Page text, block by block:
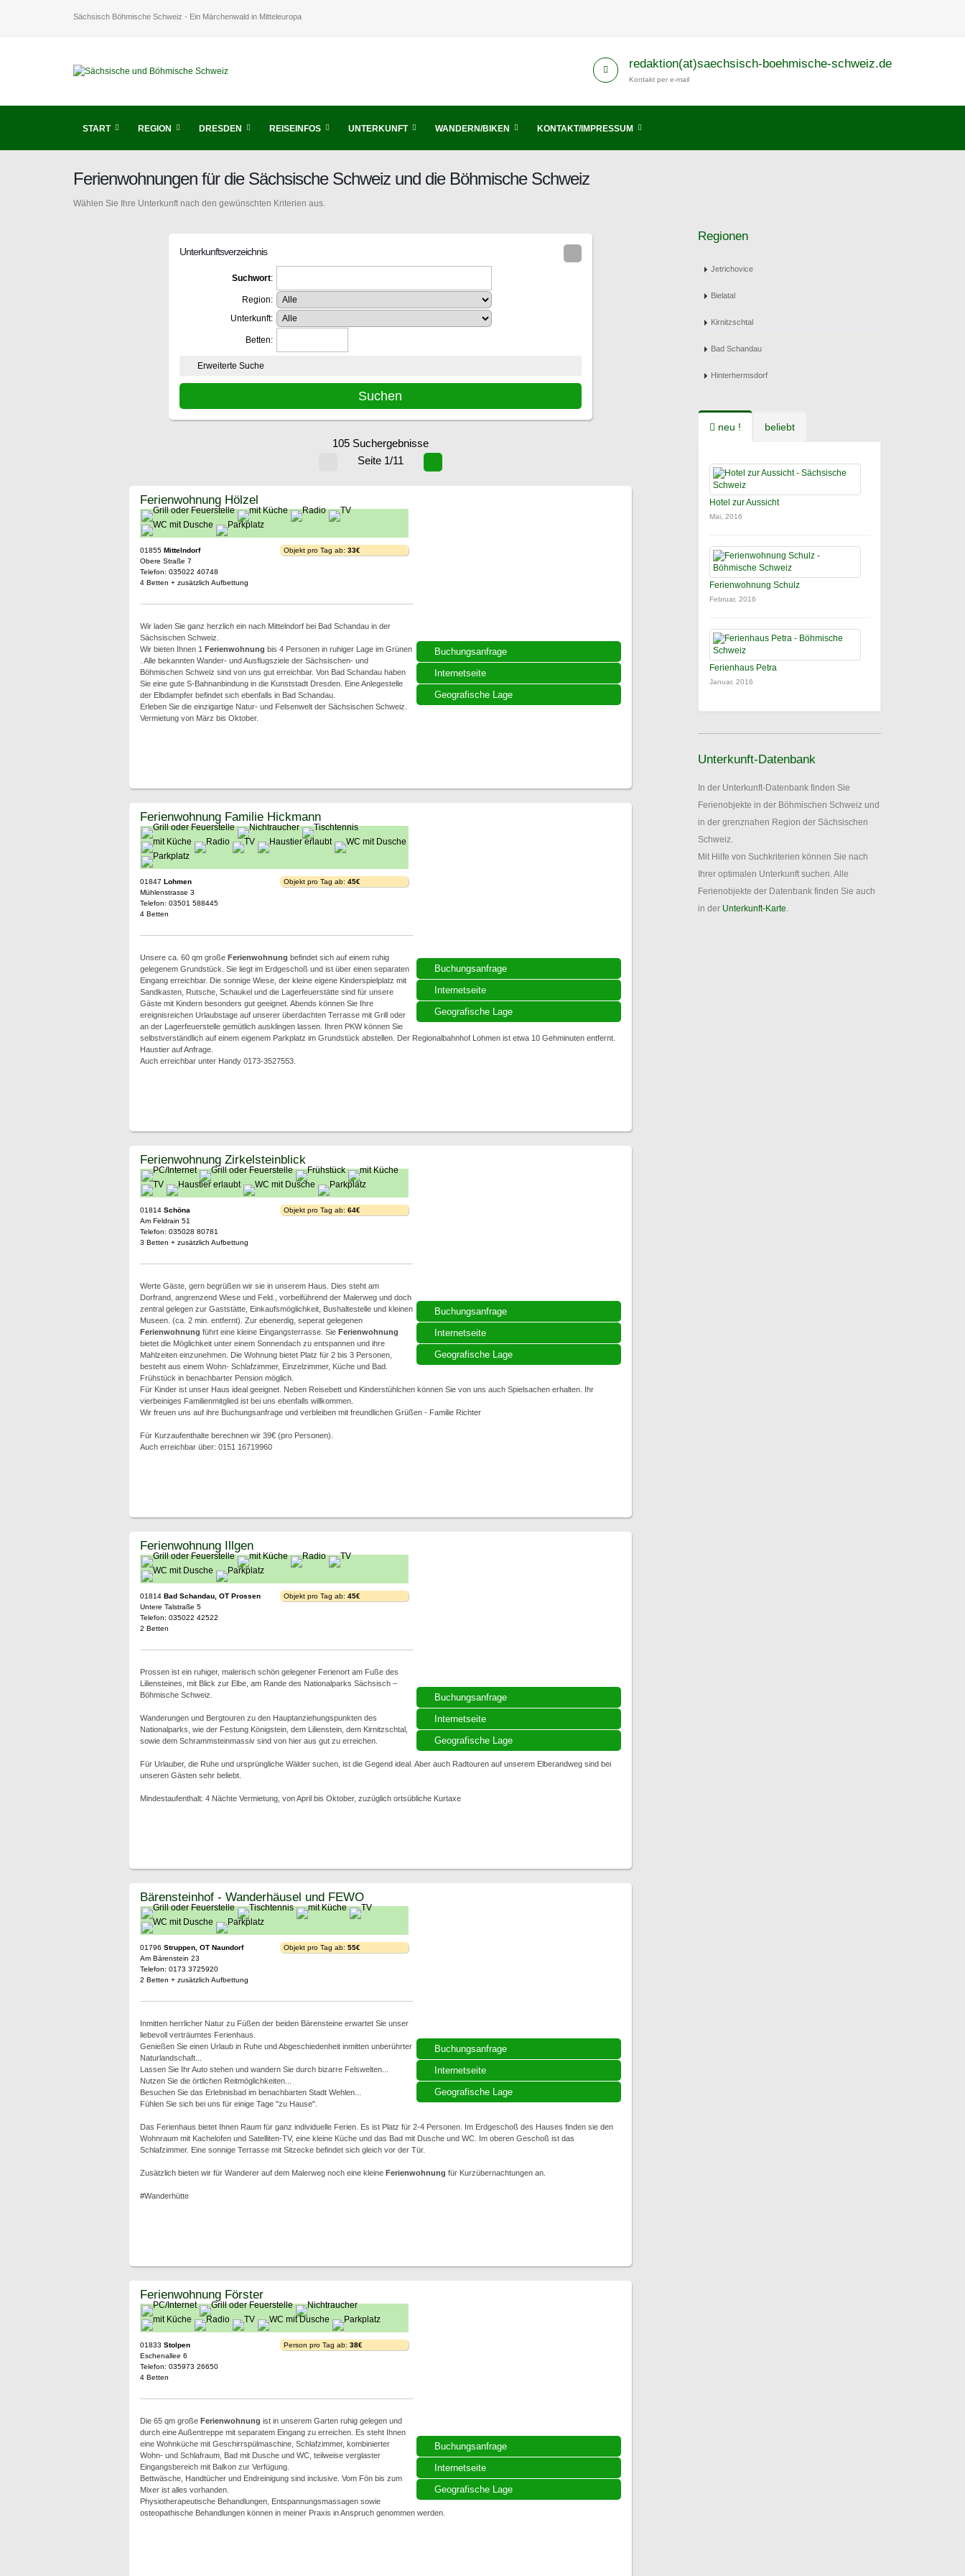
Sächsisch Böhmische Schweiz - Ein Märchenwald in Mitteleuropa
redaktion(at)saechsisch-boehmische-schweiz.de
Kontakt per e-mail
START REGION DRESDEN REISEINFOS UNTERKUNFT WANDERN/BIKEN KONTAKT/IMPRESSUM
Ferienwohnungen für die Sächsische Schweiz und die Böhmische Schweiz
Wählen Sie Ihre Unterkunft nach den gewünschten Kriterien aus.
Unterkunftsverzeichnis
Suchwort:
Region:
Unterkunft:
Betten:
Erweiterte Suche
105 Suchergebnisse
Seite 1/11
Buchungsanfrage
Internetseite
Geografische Lage
Ferienwohnung Hölzel
01855 Mittelndorf
Obere Straße 7
Telefon: 035022 40748
4 Betten + zusätzlich Aufbettung
Objekt pro Tag ab: 33€
Wir laden Sie ganz herzlich ein nach Mittelndorf bei Bad Schandau in der
Sächsischen Schweiz.
Wir bieten Ihnen 1 Ferienwohnung bis 4 Personen in ruhiger Lage im Grünen
. Alle bekannten Wander- und Ausflugsziele der Sächsischen- und
Böhmischen Schweiz sind von uns gut erreichbar. Von Bad Schandau haben
Sie eine gute S-Bahnanbindung in die Kunststadt Dresden. Eine Anlegestelle
der Elbdampfer befindet sich ebenfalls in Bad Schandau.
Erleben Sie die einzigartige Natur- und Felsenwelt der Sächsischen Schweiz.
Vermietung von März bis Oktober.
Buchungsanfrage
Internetseite
Geografische Lage
Ferienwohnung Familie Hickmann
01847 Lohmen
Mühlenstrasse 3
Telefon: 03501 588445
4 Betten
Objekt pro Tag ab: 45€
Unsere ca. 60 qm große Ferienwohnung befindet sich auf einem ruhig
gelegenem Grundstück. Sie liegt im Erdgeschoß und ist über einen separaten
Eingang erreichbar. Die sonnige Wiese, der kleine eigene Kinderspielplatz mit
Sandkasten, Rutsche, Schaukel und die Lagerfeuerstätte sind für unsere
Gäste mit Kindern besonders gut geeignet. Abends können Sie Ihre
ereignisreichen Urlaubstage auf unserer überdachten Terrasse mit Grill oder
an der Lagerfeuerstelle gemütlich ausklingen lassen. Ihren PKW können Sie
selbstverständlich auf einem eigenem Parkplatz im Grundstück abstellen. Der Regionalbahnhof Lohmen ist etwa 10 Gehminuten entfernt.
Haustier auf Anfrage.
Auch erreichbar unter Handy 0173-3527553.
Buchungsanfrage
Internetseite
Geografische Lage
Ferienwohnung Zirkelsteinblick
01814 Schöna
Am Feldrain 51
Telefon: 035028 80781
3 Betten + zusätzlich Aufbettung
Objekt pro Tag ab: 64€
Werte Gäste, gern begrüßen wir sie in unserem Haus. Dies steht am
Dorfrand, angrenzend Wiese und Feld., vorbeiführend der Malerweg und doch
zentral gelegen zur Gaststätte, Einkaufsmöglichkeit, Bushaltestelle und kleinen
Museen. (ca. 2 min. entfernt). Zur ebenerdig, seperat gelegenen
Ferienwohnung führt eine kleine Eingangsterrasse. Sie Ferienwohnung
bietet die Möglichkeit unter einem Sonnendach zu entspannen und ihre
Mahlzeiten einzunehmen. Die Wohnung bietet Platz für 2 bis 3 Personen,
besteht aus einem Wohn- Schlafzimmer, Einzelzimmer, Küche und Bad.
Frühstück in benachbarter Pension möglich.
Für Kinder ist unser Haus ideal geeignet. Neben Reisebett und Kinderstühlchen können Sie von uns auch Spielsachen erhalten. Ihr
vierbeiniges Familienmitglied ist bei uns ebenfalls willkommen.
Wir freuen uns auf ihre Buchungsanfrage und verbleiben mit freundlichen Grüßen - Familie Richter
Für Kurzaufenthalte berechnen wir 39€ (pro Personen).
Auch erreichbar über: 0151 16719960
Buchungsanfrage
Internetseite
Geografische Lage
Ferienwohnung Illgen
01814 Bad Schandau, OT Prossen
Untere Talstraße 5
Telefon: 035022 42522
2 Betten
Objekt pro Tag ab: 45€
Prossen ist ein ruhiger, malerisch schön gelegener Ferienort am Fuße des
Liliensteines, mit Blick zur Elbe, am Rande des Nationalparks Sächsisch –
Böhmische Schweiz.
Wanderungen und Bergtouren zu den Hauptanziehungspunkten des
Nationalparks, wie der Festung Königstein, dem Lilienstein, dem Kirnitzschtal,
sowie dem Schrammsteinmassiv sind von hier aus gut zu erreichen.
Für Urlauber, die Ruhe und ursprüngliche Wälder suchen, ist die Gegend ideal. Aber auch Radtouren auf unserem Elberandweg sind bei
unseren Gästen sehr beliebt.
Mindestaufenthalt: 4 Nächte Vermietung, von April bis Oktober, zuzüglich ortsübliche Kurtaxe
Buchungsanfrage
Internetseite
Geografische Lage
Bärensteinhof - Wanderhäusel und FEWO
01796 Struppen, OT Naundorf
Am Bärenstein 23
Telefon: 0173 3725920
2 Betten + zusätzlich Aufbettung
Objekt pro Tag ab: 55€
Inmitten herrlicher Natur zu Füßen der beiden Bärensteine erwartet Sie unser
liebevoll verträumtes Ferienhaus.
Genießen Sie einen Urlaub in Ruhe und Abgeschiedenheit inmitten unberührter
Naturlandschaft...
Lassen Sie Ihr Auto stehen und wandern Sie durch bizarre Felswelten...
Nutzen Sie die örtlichen Reitmöglichkeiten...
Besuchen Sie das Erlebnisbad im benachbarten Stadt Wehlen...
Fühlen Sie sich bei uns für einige Tage "zu Hause".
Das Ferienhaus bietet Ihnen Raum für ganz individuelle Ferien. Es ist Platz für 2-4 Personen. Im Erdgeschoß des Hauses finden sie den
Wohnraum mit Kachelofen und Satelliten-TV, eine kleine Küche und das Bad mit Dusche und WC. Im oberen Geschoß ist das
Schlafzimmer. Eine sonnige Terrasse mit Sitzecke befindet sich gleich vor der Tür.
Zusätzlich bieten wir für Wanderer auf dem Malerweg noch eine kleine Ferienwohnung für Kurzübernachtungen an.
#Wanderhütte
Buchungsanfrage
Internetseite
Geografische Lage
Ferienwohnung Förster
01833 Stolpen
Eschenallee 6
Telefon: 035973 26650
4 Betten
Person pro Tag ab: 38€
Die 65 qm große Ferienwohnung ist in unserem Garten ruhig gelegen und
durch eine Außentreppe mit separatem Eingang zu erreichen. Es steht Ihnen
eine Wohnküche mit Geschirrspülmaschine, Schlafzimmer, kombinierter
Wohn- und Schlafraum, Bad mit Dusche und WC, teilweise verglaster
Eingangsbereich mit Balkon zur Verfügung.
Bettwäsche, Handtücher und Endreinigung sind inclusive. Vom Fön bis zum
Mixer ist alles vorhanden.
Physiotherapeutische Behandlungen, Entspannungsmassagen sowie
osteopathische Behandlungen können in meiner Praxis in Anspruch genommen werden.
Regionen
Jetrichovice
Bielatal
Kirnitzschtal
Bad Schandau
Hinterhermsdorf
neu ! beliebt
Hotel zur Aussicht
Mai, 2016
Ferienwohnung Schulz
Februar, 2016
Ferienhaus Petra
Januar, 2016
Unterkunft-Datenbank
In der Unterkunft-Datenbank finden Sie
Ferienobjekte in der Böhmischen Schweiz und
in der grenznahen Region der Sächsischen
Schweiz.
Mit Hilfe von Suchkriterien können Sie nach
Ihrer optimalen Unterkunft suchen. Alle
Ferienobjekte der Datenbank finden Sie auch
in der Unterkunft-Karte.